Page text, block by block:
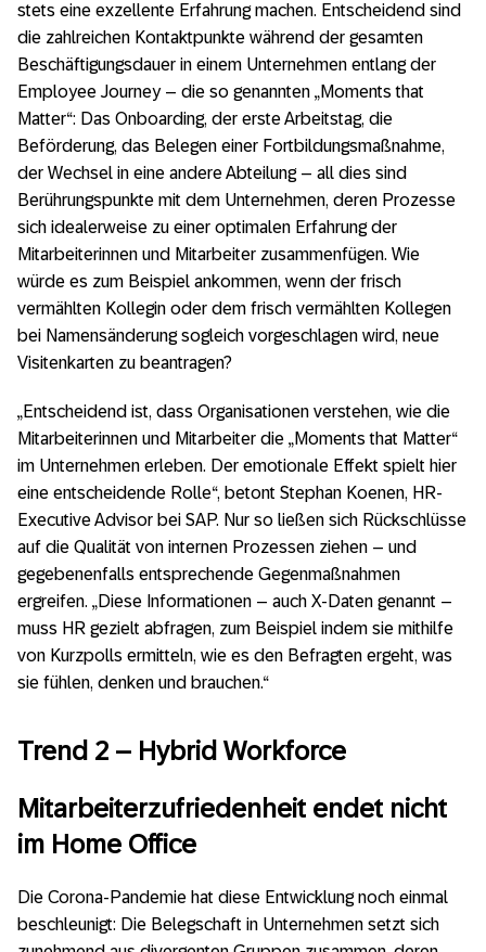
stets eine exzellente Erfahrung machen. Entscheidend sind
die zahlreichen Kontaktpunkte während der gesamten
Beschäftigungsdauer in einem Unternehmen entlang der
Employee Journey – die so genannten „Moments that
Matter“: Das Onboarding, der erste Arbeitstag, die
Beförderung, das Belegen einer Fortbildungsmaßnahme,
der Wechsel in eine andere Abteilung – all dies sind
Berührungspunkte mit dem Unternehmen, deren Prozesse
sich idealerweise zu einer optimalen Erfahrung der
Mitarbeiterinnen und Mitarbeiter zusammenfügen. Wie
würde es zum Beispiel ankommen, wenn der frisch
vermählten Kollegin oder dem frisch vermählten Kollegen
bei Namensänderung sogleich vorgeschlagen wird, neue
Visitenkarten zu beantragen?
„Entscheidend ist, dass Organisationen verstehen, wie die
Mitarbeiterinnen und Mitarbeiter die „Moments that Matter“
im Unternehmen erleben. Der emotionale Effekt spielt hier
eine entscheidende Rolle“, betont Stephan Koenen, HR-
Executive Advisor bei SAP. Nur so ließen sich Rückschlüsse
auf die Qualität von internen Prozessen ziehen – und
gegebenenfalls entsprechende Gegenmaßnahmen
ergreifen. „Diese Informationen – auch X-Daten genannt –
muss HR gezielt abfragen, zum Beispiel indem sie mithilfe
von Kurzpolls ermitteln, wie es den Befragten ergeht, was
sie fühlen, denken und brauchen.“
Trend 2 – Hybrid Workforce
Mitarbeiterzufriedenheit endet nicht
im Home Office
Die Corona-Pandemie hat diese Entwicklung noch einmal
beschleunigt: Die Belegschaft in Unternehmen setzt sich